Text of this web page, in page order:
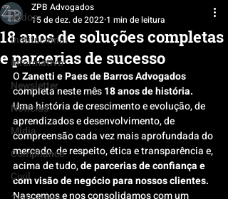
Todos
Institucional
Informativo
Newsletter
Notícias
Mídia
Compliance
Civil
18 anos de soluções completas
e parcerias de sucesso
ZPB Advogados
15 de dez. de 2022 1 min de leitura
O Zanetti e Paes de Barros Advogados
completa neste mês 18 anos de história.
Uma história de crescimento e evolução, de
aprendizados e desenvolvimento, de
compreensão cada vez mais aprofundada do
mercado, de respeito, ética e transparência e,
acima de tudo, de parcerias de confiança e
com visão de negócio para nossos clientes.
Nascemos e nos consolidamos com um